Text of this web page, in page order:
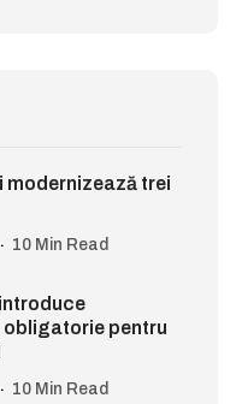
modernizează trei
10 Min Read
pentru
10 Min Read